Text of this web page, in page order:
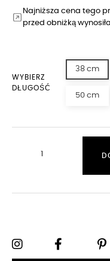
Najniższa cena tego
przed obniżką wynosiła
WYBIERZ
DŁUGOŚĆ
38 cm
50 cm